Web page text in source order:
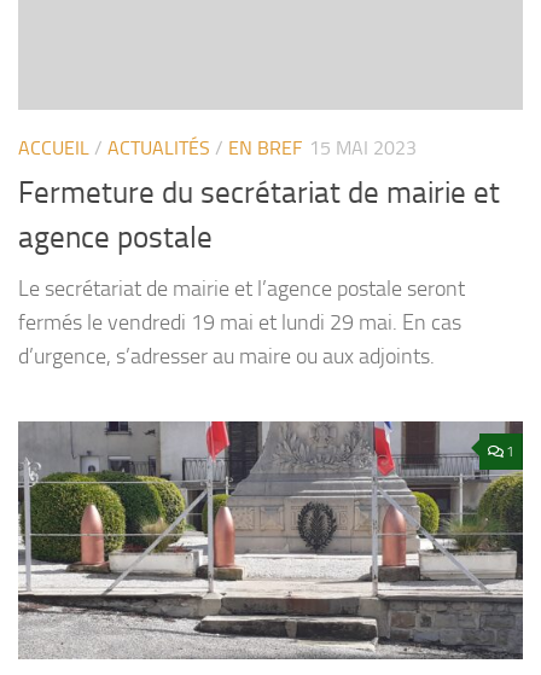
ACCUEIL / ACTUALITÉS / EN BREF 15 MAI 2023
Fermeture du secrétariat de mairie et
agence postale
Le secrétariat de mairie et l’agence postale seront
fermés le vendredi 19 mai et lundi 29 mai. En cas
d’urgence, s’adresser au maire ou aux adjoints.
1